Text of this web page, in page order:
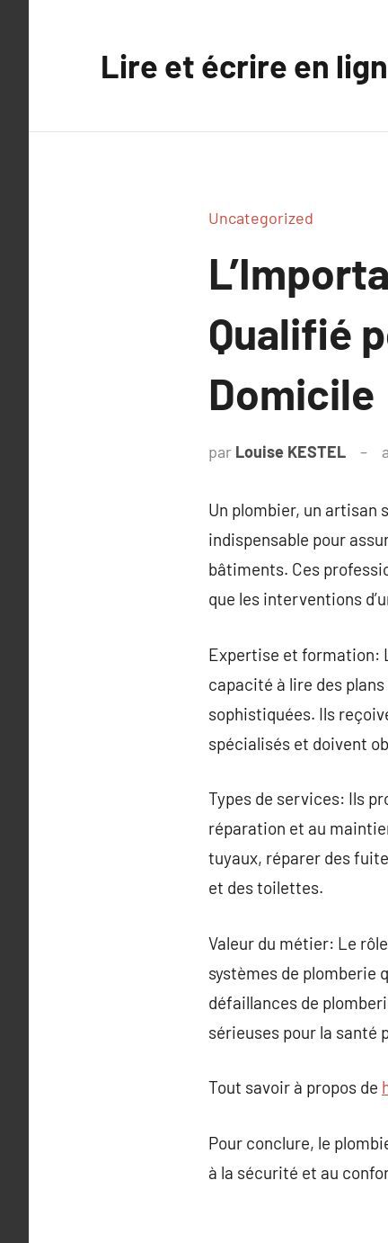
Lire et écrire en
Uncategorized
Qualifié
Domicile
par Louise KESTEL
Un plombier, un artisan
indispensable pour
bâtiments. Ces
que les interventions
Expertise et formation:
capacité à lire des
sophistiquées. Ils
spécialisés et doivent
Types de services: Ils
réparation et au
tuyaux, réparer des
et des toilettes.
Valeur du métier: Le
systèmes de plomberie
défaillances de
sérieuses pour la santé
Tout savoir à propos de
Pour conclure, le
à la sécurité et au